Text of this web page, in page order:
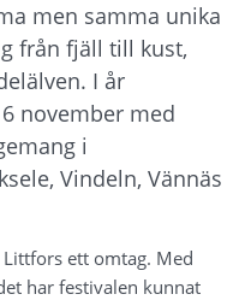
men samma unika
från fjäll till kust,
I år
november med
i
Vindeln, Vännäs
ett omtag. Med
har festivalen kunnat